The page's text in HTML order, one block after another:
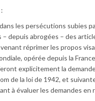
les persécutions subies
depuis abrogées – des
réprimer les propos
opérée depuis la France
explicitement la
de la loi de 1942, et
à évaluer les demandes en